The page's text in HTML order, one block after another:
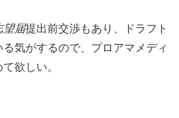
望届提出前交渉もあり、ドラフト
気がするので、プロアマメディ
欲しい。